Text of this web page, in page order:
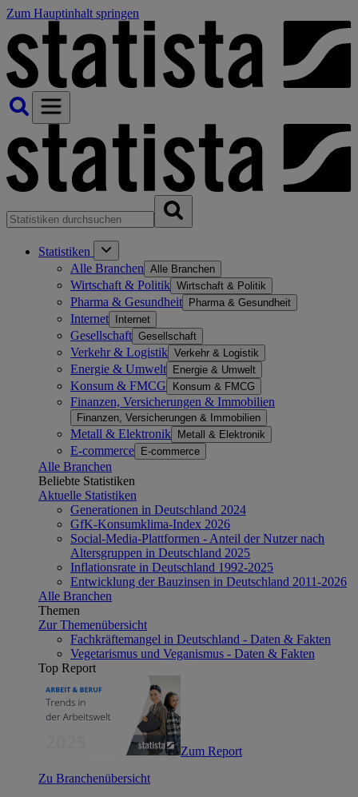
Zum Hauptinhalt springen
Statistiken
Alle Branchen Alle Branchen
Wirtschaft & Politik Wirtschaft & Politik
Pharma & Gesundheit Pharma & Gesundheit
Internet Internet
Gesellschaft Gesellschaft
Verkehr & Logistik Verkehr & Logistik
Energie & Umwelt Energie & Umwelt
Konsum & FMCG Konsum & FMCG
Finanzen, Versicherungen & Immobilien
Finanzen, Versicherungen & Immobilien
Metall & Elektronik Metall & Elektronik
E-commerce E-commerce
Alle Branchen
Beliebte Statistiken
Aktuelle Statistiken
Generationen in Deutschland 2024
GfK-Konsumklima-Index 2026
Social-Media-Plattformen - Anteil der Nutzer nach
Altersgruppen in Deutschland 2025
Inflationsrate in Deutschland 1992-2025
Entwicklung der Bauzinsen in Deutschland 2011-2026
Alle Branchen
Themen
Zur Themenübersicht
Fachkräftemangel in Deutschland - Daten & Fakten
Vegetarismus und Veganismus - Daten & Fakten
Top Report
Zum Report
Zu Branchenübersicht